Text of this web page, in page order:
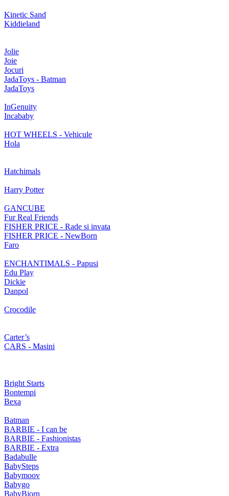
Kinetic Sand
Kiddieland
Jolie
Joie
Jocuri
JadaToys - Batman
JadaToys
InGenuity
Incababy
HOT WHEELS - Vehicule
Hola
Hatchimals
Harry Potter
GANCUBE
Fur Real Friends
FISHER PRICE - Rade si invata
FISHER PRICE - NewBorn
Faro
ENCHANTIMALS - Papusi
Edu Play
Dickie
Danpol
Crocodile
Carter’s
CARS - Masini
Bright Starts
Bontempi
Bexa
Batman
BARBIE - I can be
BARBIE - Fashionistas
BARBIE - Extra
Badabulle
BabySteps
Babymoov
Babygo
BabyBjorn